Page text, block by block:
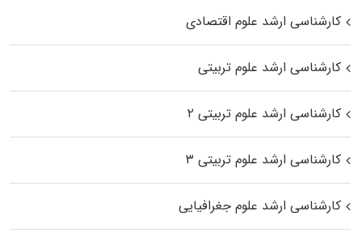
کارشناسی ارشد علوم اقتصادی
کارشناسی ارشد علوم تربیتی
کارشناسی ارشد علوم تربیتی ۲
کارشناسی ارشد علوم تربیتی ۳
کارشناسی ارشد علوم جغرافیایی